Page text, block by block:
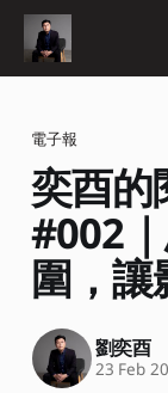
電子報
奕酉的
#002
圍，讓
劉奕酉
23 Feb